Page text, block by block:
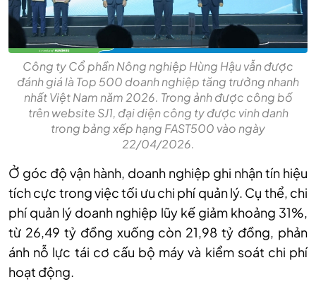
Công ty Cổ phần Nông nghiệp Hùng Hậu vẫn được
đánh giá là Top 500 doanh nghiệp tăng trưởng nhanh
nhất Việt Nam năm 2026. Trong ảnh được công bố
trên website SJ1, đại diện công ty được vinh danh
trong bảng xếp hạng FAST500 vào ngày
22/04/2026.
Ở góc độ vận hành, doanh nghiệp ghi nhận tín hiệu
tích cực trong việc tối ưu chi phí quản lý. Cụ thể, chi
phí quản lý doanh nghiệp lũy kế giảm khoảng 31%,
từ 26,49 tỷ đồng xuống còn 21,98 tỷ đồng, phản
ánh nỗ lực tái cơ cấu bộ máy và kiểm soát chi phí
hoạt động.